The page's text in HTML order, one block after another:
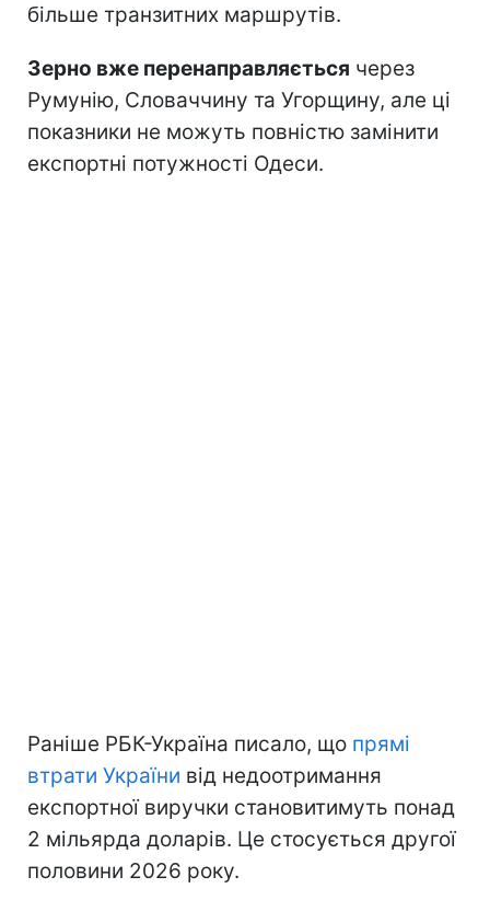
більше транзитних маршрутів.
Зерно вже перенаправляється через
Румунію, Словаччину та Угорщину, але ці
показники не можуть повністю замінити
експортні потужності Одеси.
Раніше РБК-Україна писало, що прямі
втрати України від недоотримання
експортної виручки становитимуть понад
2 мільярда доларів. Це стосується другої
половини 2026 року.